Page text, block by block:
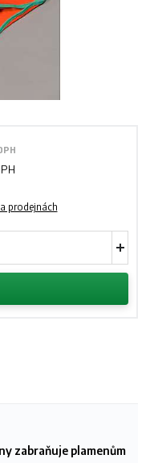
prodejnách
zabraňuje plamenům